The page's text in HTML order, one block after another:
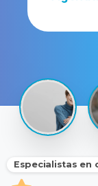
Especialistas en